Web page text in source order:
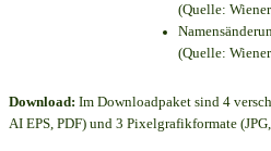
(Quelle:
(Quelle:
Download: Im Downloadpaket sind 4
AI EPS, PDF) und 3 Pixelgrafikformate